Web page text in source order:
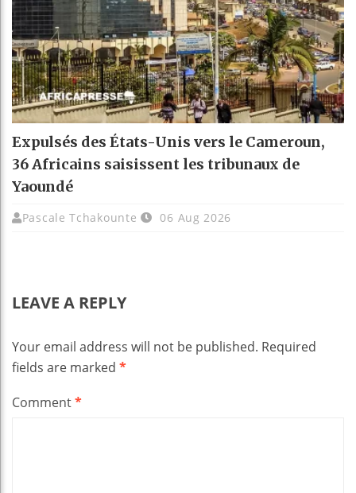
Expulsés des États-Unis vers le Cameroun,
36 Africains saisissent les tribunaux de
Yaoundé
Pascale Tchakounte 06 Aug 2026
LEAVE A REPLY
Your email address will not be published. Required
fields are marked *
Comment*